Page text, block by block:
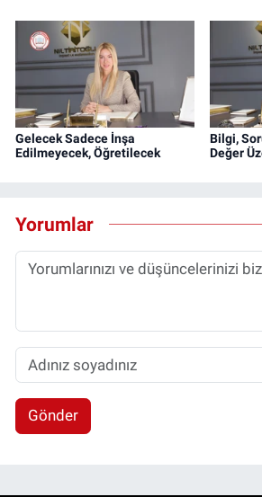
Gelecek Sadece İnşa
Edilmeyecek, Öğretilecek
Bilgi,
Değer
Yorumlar
Gönder